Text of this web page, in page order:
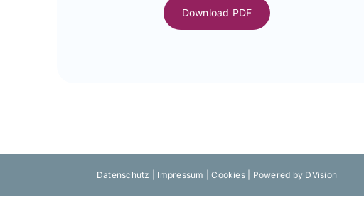
Download PDF
Datenschutz Impressum |Cookies| Powered by DVision